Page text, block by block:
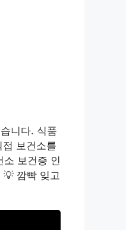
니다. 식품
보건소를
소 보건증 인
깜빡 잊고